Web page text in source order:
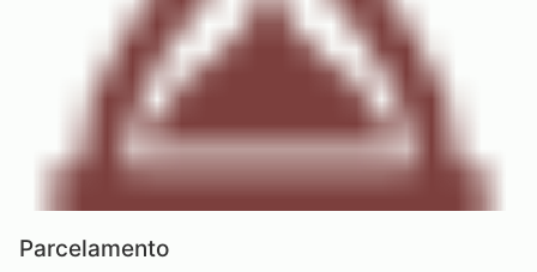
Parcelamento